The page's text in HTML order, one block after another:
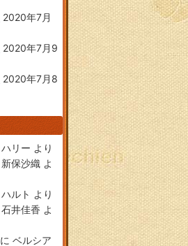
2020年7月
2020年7月9
2020年7月8
ハリー より
新保沙織 よ
ハルト より
石井佳香 よ
に ベルシア